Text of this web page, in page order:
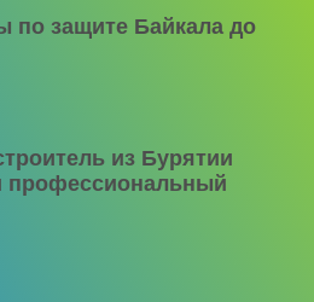
по защите Байкала до
из Бурятии
профессиональный